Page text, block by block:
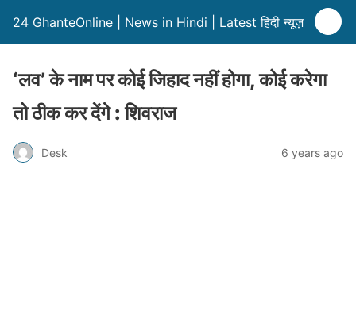
24 GhanteOnline | News in Hindi | Latest हिंदी न्यूज़
‘लव’ के नाम पर कोई जिहाद नहीं होगा, कोई करेगा
तो ठीक कर देंगे : शिवराज
Desk 6 years ago